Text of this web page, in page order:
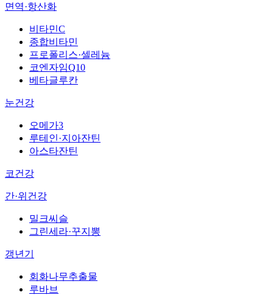
면역·항산화
비타민C
종합비타민
프로폴리스·셀레늄
코엔자임Q10
베타글루칸
눈건강
오메가3
루테인·지아잔틴
아스타잔틴
코건강
간·위건강
밀크씨슬
그린세라·꾸지뽕
갱년기
회화나무추출물
루바브